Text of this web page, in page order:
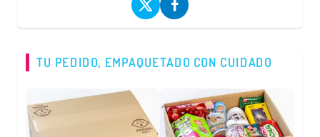
TU PEDIDO, EMPAQUETADO CON CUIDADO